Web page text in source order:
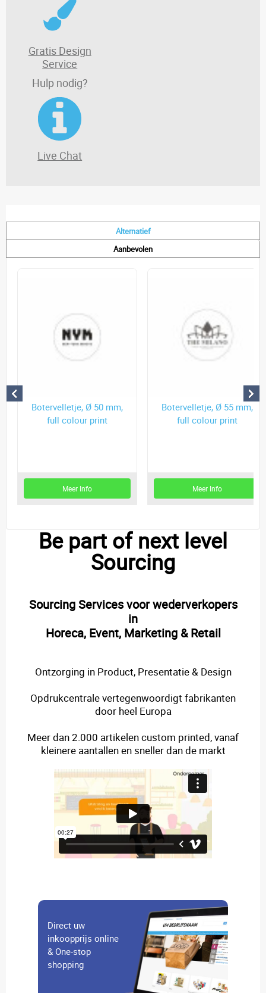
Gratis Design
Service
Hulp nodig?
Live Chat
Alternatief
Aanbevolen
Botervelletje, Ø 50 mm,
full colour print
Meer Info
Botervelletje, Ø 55 mm,
full colour print
Meer Info
Be part of next level
Sourcing
Sourcing Services voor wederverkopers
in
Horeca, Event, Marketing & Retail
Ontzorging in Product, Presentatie & Design
Opdrukcentrale vertegenwoordigt fabrikanten
door heel Europa
Meer dan 2.000 artikelen custom printed, vanaf
kleinere aantallen en sneller dan de markt
Direct uw
inkoopprijs online
& One-stop
shopping